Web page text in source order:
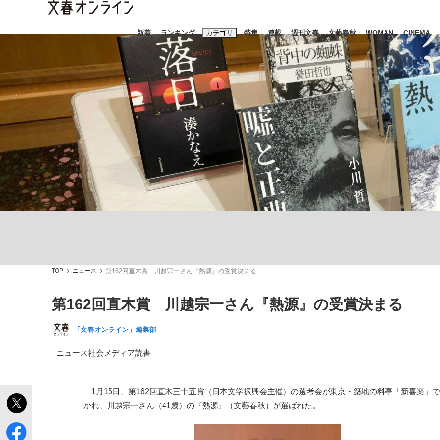
新着 ランキング カテゴリ
スクープ ニュース エンタメ ライフ ビジネス
「90%は失敗する。でも…」本田圭佑が初めて明かした日本代表監督に... 「最悪の空気のまま解散
「敗因分析は一切聞かれなかった」侍ジャパン選手が証言した“NPB聞... 「クマが悪者扱いされてい
特集
終戦から81年
観る将棋、
キングの誕生を、目撃せよ。
もっと見る
連載 週刊文春 文藝春秋 WOMAN CINEMA
キーワード入力
おすすめのキーワードタグ一覧
#藤田晋 #三山凌輝 #高市早苗 #後藤真希 #森岡毅 #城彰二 #内田有紀
#玉木雄一郎
#亀和田武
TOP ニュース 第162回直木賞 川越宗一さん『熱源』の受賞決まる
第162回直木賞 川越宗一さん『熱源』の受賞決まる
「文春オンライン」編集部
ニュース社会 メディア読書
1月15日、第162回直木三十五賞（日本文学振興会主催）の選考会が東京・築地の料亭「新喜楽」
かれ、川越宗一さん（41歳）の『熱源』（文藝春秋）が選ばれた。